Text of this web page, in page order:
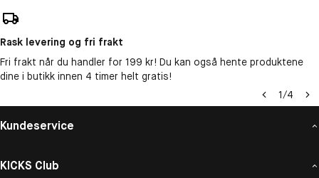
Rask levering og fri frakt
Fri frakt når du handler for 199 kr! Du kan også hente produktene
dine i butikk innen 4 timer helt gratis!
1/4
Kundeservice
KICKS Club